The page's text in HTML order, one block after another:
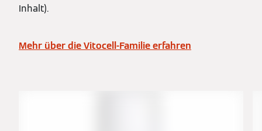
Inhalt).
Mehr über die Vitocell-Familie erfahren